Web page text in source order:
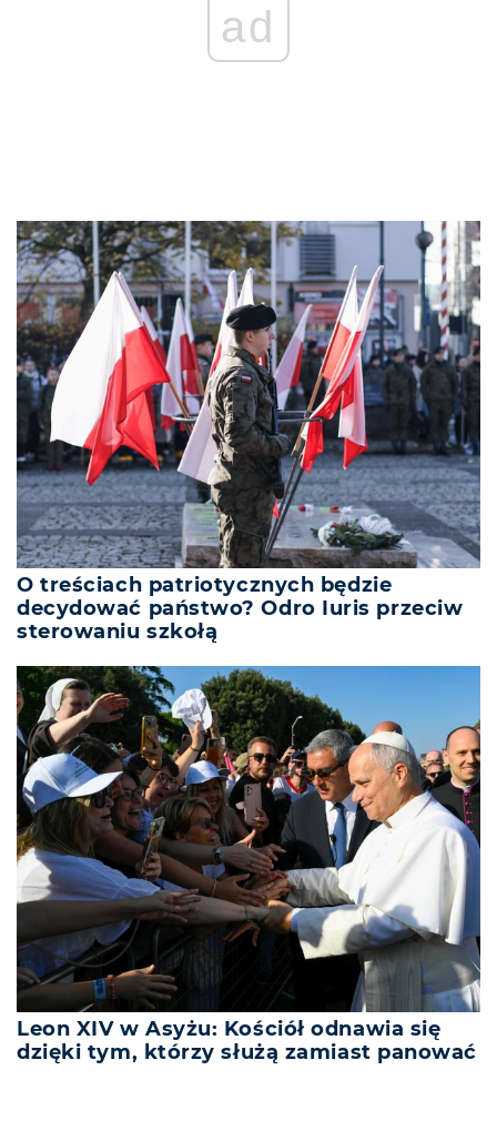
ad
O treściach patriotycznych będzie
decydować państwo? Odro Iuris przeciw
sterowaniu szkołą
Leon XIV w Asyżu: Kościół odnawia się
dzięki tym, którzy służą zamiast panować